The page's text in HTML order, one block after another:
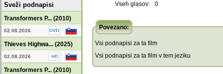
Sveži podnapisi
Transformers P... (2010)
02.08.2026
Thieves Highwa... (2025)
02.08.2026
Transformers P... (2010)
Vseh glasov: 0
Povezano:
Vsi podnapisi za ta film
Vsi podnapisi za ta film v tem jeziku